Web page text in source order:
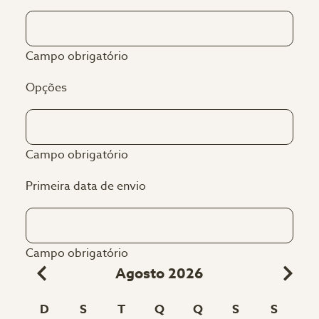
Campo obrigatório
Opções
Campo obrigatório
Primeira data de envio
Campo obrigatório
Agosto 2026
D S T Q Q S S